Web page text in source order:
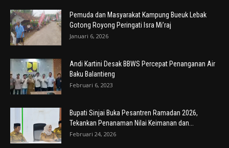
Pemuda dan Masyarakat Kampung Bueuk Lebak
Gotong Royong Peringati Isra Mi’raj
Januari 6, 2026
Andi Kartini Desak BBWS Percepat Penanganan Air
Baku Balantieng
Februari 6, 2023
Bupati Sinjai Buka Pesantren Ramadan 2026,
Tekankan Penanaman Nilai Keimanan dan...
Februari 24, 2026